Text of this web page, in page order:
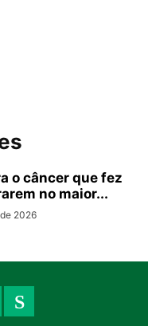
o câncer que fez
no maior...
2026